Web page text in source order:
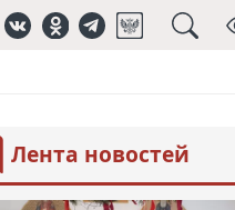
Лента новостей